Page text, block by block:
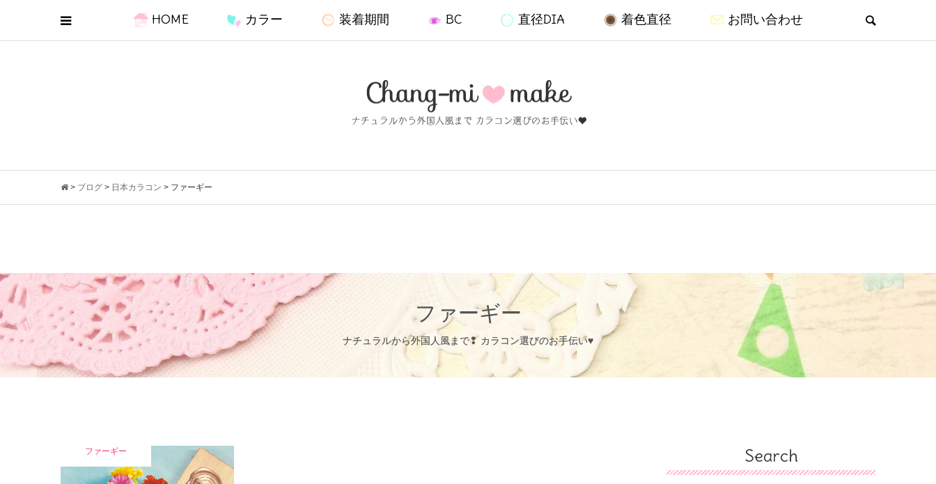
HOME カラー 装着期間 BC 直径DIA 着色直径 お問い合わせ
> ブログ > 日本カラコン > ファーギー
ファーギー
ナチュラルから外国人風まで❢ カラコン選びのお手伝い♥
ファーギー Search